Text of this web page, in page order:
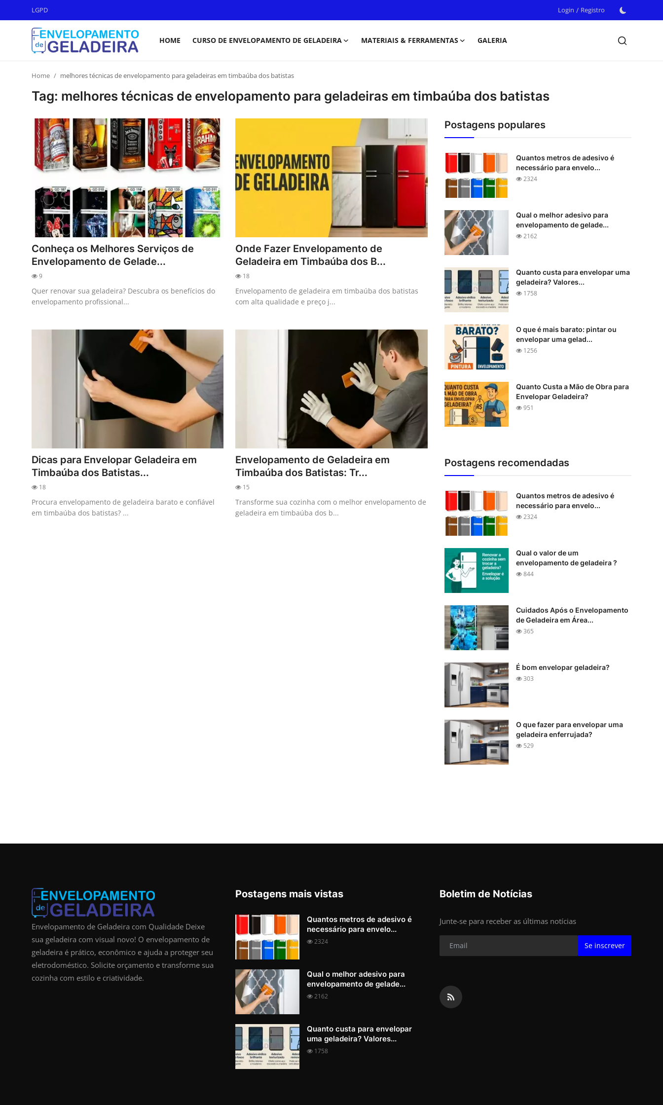
LGPD Login / Registro
HOME CURSO DE ENVELOPAMENTO DE GELADEIRA MATERIAIS & FERRAMENTAS
GALERIA
Login
Registro
Curso de Envelopamento de
Geladeira
Materiais & Ferramentas
Home melhores técnicas de envelopamento para geladeiras em timbaúba dos batistas
Tag: melhores técnicas de envelopamento para geladeiras em timbaúba dos batistas
Conheça os Melhores Serviços de
Envelopamento de Gelade...
9
Quer renovar sua geladeira? Descubra os benefícios do
envelopamento profissional...
Onde Fazer Envelopamento de
Geladeira em Timbaúba dos B...
18
Envelopamento de geladeira em timbaúba dos batistas
com alta qualidade e preço j...
Dicas para Envelopar Geladeira em
Timbaúba dos Batistas...
18
Procura envelopamento de geladeira barato e confiável
em timbaúba dos batistas? ...
Envelopamento de Geladeira em
Timbaúba dos Batistas: Tr...
15
Transforme sua cozinha com o melhor envelopamento de
geladeira em timbaúba dos b...
Postagens populares
Quantos metros de adesivo é
necessário para envelo...
2324
Qual o melhor adesivo para
envelopamento de gelade...
2162
Quanto custa para envelopar uma
geladeira? Valores...
1758
O que é mais barato: pintar ou
envelopar uma gelad...
1256
Quanto Custa a Mão de Obra para
Envelopar Geladeira?
951
Postagens recomendadas
Quantos metros de adesivo é
necessário para envelo...
2324
Qual o valor de um
envelopamento de geladeira ?
844
Cuidados Após o Envelopamento
de Geladeira em Área...
365
É bom envelopar geladeira?
303
O que fazer para envelopar uma
geladeira enferrujada?
529
Envelopamento de Geladeira com Qualidade Deixe
sua geladeira com visual novo! O envelopamento de
geladeira é prático, econômico e ajuda a proteger seu
eletrodoméstico. Solicite orçamento e transforme sua
cozinha com estilo e criatividade.
Postagens mais vistas
Quantos metros de adesivo é
necessário para envelo...
2324
Qual o melhor adesivo para
envelopamento de gelade...
2162
Quanto custa para envelopar
uma geladeira? Valores...
1758
Boletim de Notícias
Junte-se para receber as últimas notícias
Se inscrever